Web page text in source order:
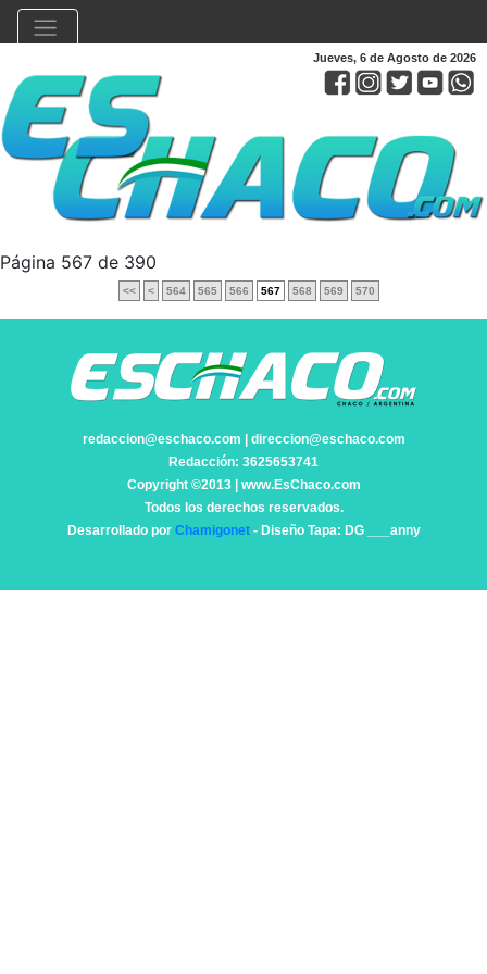
Jueves, 6 de Agosto de 2026
Página 567 de 390
<< < 564 565 566 567 568 569 570
redaccion@eschaco.com | direccion@eschaco.com
Redacción: 3625653741
Copyright ©2013 | www.EsChaco.com
Todos los derechos reservados.
Desarrollado por Chamigonet- Diseño Tapa: DG ___anny